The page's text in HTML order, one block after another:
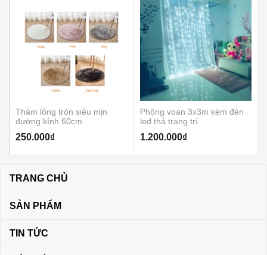
Thảm lông tròn siêu mịn
đường kính 60cm
250.000₫
Phông voan 3x3m kèm đèn
led thả trang trí
1.200.000₫
TRANG CHỦ
SẢN PHẨM
TIN TỨC